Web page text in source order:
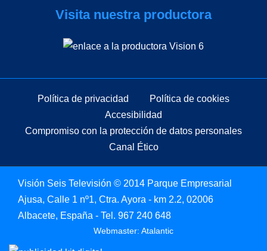
Visita nuestra productora
Política de privacidad
Política de cookies
Accesibilidad
Compromiso con la protección de datos personales
Canal Ético
Visión Seis Televisión © 2014 Parque Empresarial
Ajusa, Calle 1 nº1, Ctra. Ayora - km 2.2, 02006
Albacete, España - Tel. 967 240 648
Webmaster: Atalantic